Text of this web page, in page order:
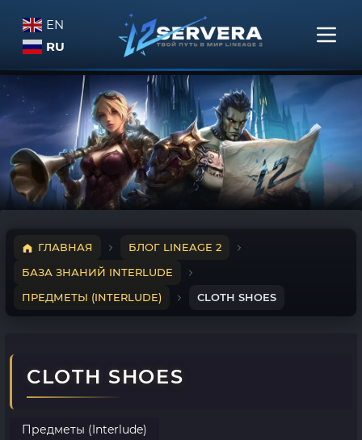
EN
RU
ГЛАВНАЯ
БЛОГ LINEAGE 2
БАЗА ЗНАНИЙ INTERLUDE
ПРЕДМЕТЫ (INTERLUDE)
CLOTH SHOES
CLOTH SHOES
Предметы (Interlude)